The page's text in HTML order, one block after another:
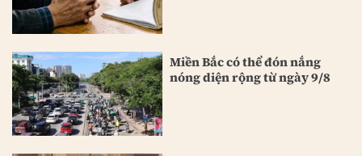
Miền Bắc có thể đón nắng
nóng diện rộng từ ngày 9/8